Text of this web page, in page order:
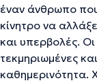
έναν άνθρωπο που
κίνητρο να
και υπερβολές.
τεκμηριωμένες
καθημερινότητα.